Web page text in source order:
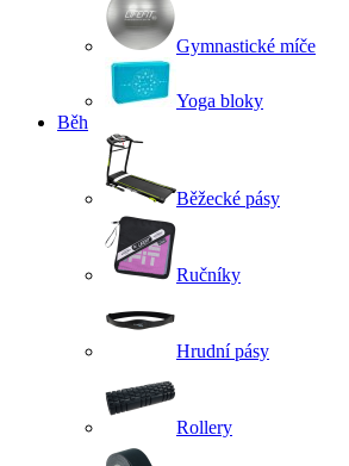
Gymnastické míče
Yoga bloky
Běh
Běžecké pásy
Ručníky
Hrudní pásy
Rollery